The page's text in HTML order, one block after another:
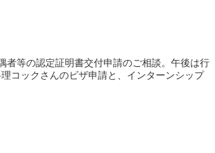
者等の認定証明書交付申請のご相談。午後は行
コックさんのビザ申請と、インターンシップ